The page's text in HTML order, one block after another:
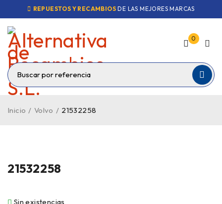
REPUESTOS Y RECAMBIOS DE LAS MEJORES MARCAS
0
Inicio / Volvo / 21532258
21532258
Sin existencias